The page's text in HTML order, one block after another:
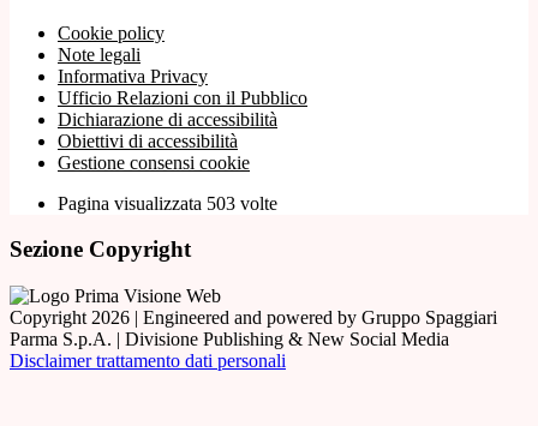
Cookie policy
Note legali
Informativa Privacy
Ufficio Relazioni con il Pubblico
Dichiarazione di accessibilità
Obiettivi di accessibilità
Gestione consensi cookie
Pagina visualizzata 503 volte
Sezione Copyright
Copyright 2026 | Engineered and powered by Gruppo Spaggiari
Parma S.p.A. | Divisione Publishing & New Social Media
Disclaimer trattamento dati personali